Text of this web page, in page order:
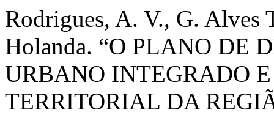
Rodrigues, A. V., G. Alves
Holanda. “O PLANO DE
URBANO INTEGRADO
TERRITORIAL DA